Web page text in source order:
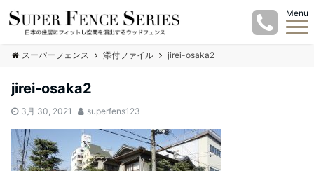
Menu
スーパーフェンス 添付ファイル jirei-osaka2
jirei-osaka2
3月 30, 2021 superfens123